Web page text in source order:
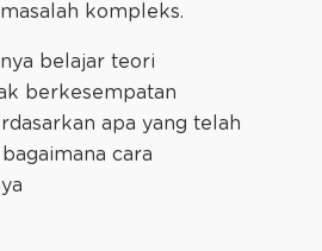
kompleks.
belajar teori
berkesempatan
apa yang telah
cara